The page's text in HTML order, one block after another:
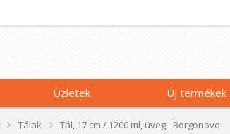
Üzletek Új termékek
Tálak Tál, 17 cm / 1200 ml, üveg - Borgonovo